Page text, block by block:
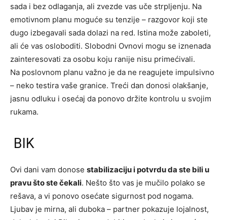
sada i bez odlaganja, ali zvezde vas uče strpljenju. Na
emotivnom planu moguće su tenzije – razgovor koji ste
dugo izbegavali sada dolazi na red. Istina može zaboleti,
ali će vas osloboditi. Slobodni Ovnovi mogu se iznenada
zainteresovati za osobu koju ranije nisu primećivali.
Na poslovnom planu važno je da ne reagujete impulsivno
– neko testira vaše granice. Treći dan donosi olakšanje,
jasnu odluku i osećaj da ponovo držite kontrolu u svojim
rukama.
BIK
Ovi dani vam donose stabilizaciju i potvrdu da ste bili u
pravu što ste čekali. Nešto što vas je mučilo polako se
rešava, a vi ponovo osećate sigurnost pod nogama.
Ljubav je mirna, ali duboka – partner pokazuje lojalnost,